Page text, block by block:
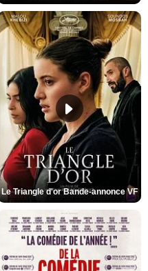
Le Triangle d'or Bande-annonce VF